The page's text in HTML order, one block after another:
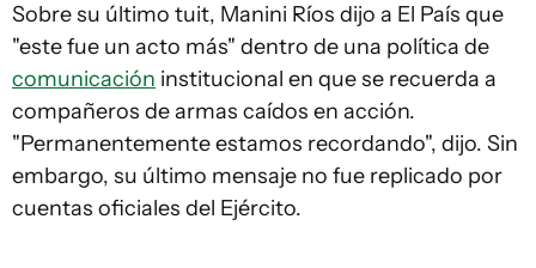
Sobre su último tuit, Manini Ríos dijo a El País que
"este fue un acto más" dentro de una política de
comunicación institucional en que se recuerda a
compañeros de armas caídos en acción.
"Permanentemente estamos recordando", dijo. Sin
embargo, su último mensaje no fue replicado por
cuentas oficiales del Ejército.